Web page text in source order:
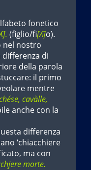
fonetico
(figlio/fi[ʎ]o).
nel nostro
di
della parola
il primo
mentre
cavàlle,
anche con la
differenza
‘chiacchiere
ma con
morte.